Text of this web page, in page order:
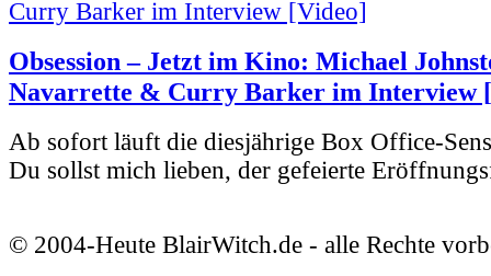
Obsession – Jetzt im Kino: Michael
Navarrette & Curry Barker im Interview
Ab sofort läuft die diesjährige Box Office-
Du sollst mich lieben, der gefeierte
© 2004-Heute BlairWitch.de - alle Rechte